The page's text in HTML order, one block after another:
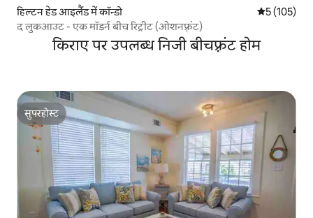
हिल्टन हेड आइलैंड में कॉन्डो औसत रेटिंग 5
5 (105)
द लुकआउट - एक मॉडर्न बीच रिट्रीट (ओशनफ़्रंट)
किराए पर उपलब्ध निजी बीचफ़्रंट होम
सुपरहोस्ट
सुपरहोस्ट